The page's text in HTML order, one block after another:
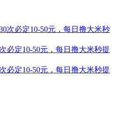
必定10-50元，每日撸大米秒提
必定10-50元，每日撸大米秒提